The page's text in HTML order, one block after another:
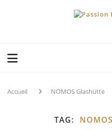
Accueil NOMOS Glashütte
TAG